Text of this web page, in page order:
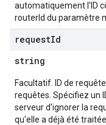
automatiquement l'ID
routerId du paramètre
requestId
string
Facultatif. ID de
requêtes. Spécifiez un
serveur d'ignorer la
qu'elle a déjà été